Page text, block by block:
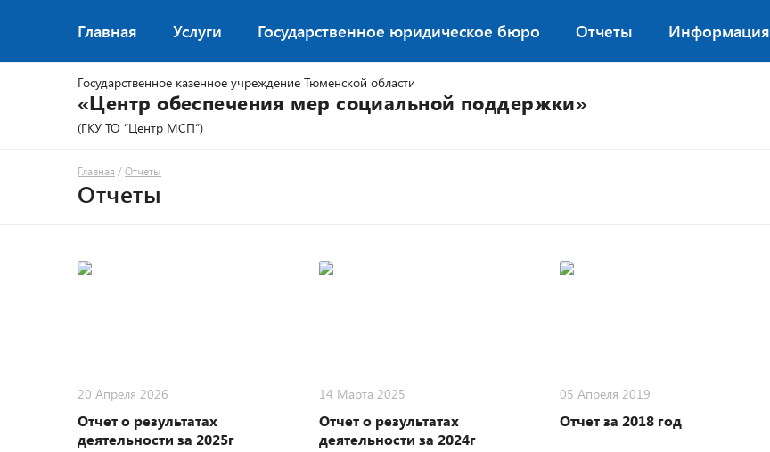
Главная Услуги Государственное юридическое бюро Отчеты Информация
Государственное казенное учреждение Тюменской области
«Центр обеспечения мер социальной поддержки»
(ГКУ ТО “Центр МСП”)
Главная /Отчеты
Отчеты
20 Апреля 2026
Отчет о результатах
деятельности за 2025г
14 Марта 2025
Отчет о результатах
деятельности за 2024г
05 Апреля 2019
Отчет за 2018 год